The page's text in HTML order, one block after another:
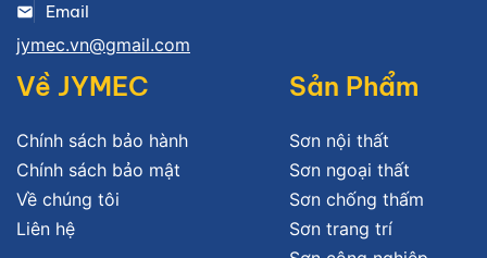
Email
jymec.vn@gmail.com
Về JYMEC
Chính sách bảo hành
Chính sách bảo mật
Về chúng tôi
Liên hệ
Sản Phẩm
Sơn nội thất
Sơn ngoại thất
Sơn chống thấm
Sơn trang trí